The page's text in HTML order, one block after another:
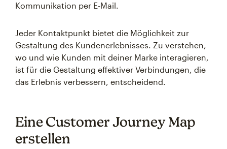
Kommunikation per E-Mail.
Jeder Kontaktpunkt bietet die Möglichkeit zur
Gestaltung des Kundenerlebnisses. Zu verstehen,
wo und wie Kunden mit deiner Marke interagieren,
ist für die Gestaltung effektiver Verbindungen, die
das Erlebnis verbessern, entscheidend.
Eine Customer Journey Map
erstellen